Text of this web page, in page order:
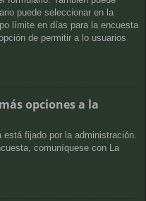
puede seleccionar en la
límite en días para la encuesta
de permitir a lo usuarios
opciones a la
fijado por la administración.
comuníquese con La